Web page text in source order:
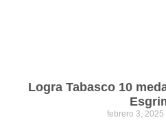
Logra Tabasco 10
febrero 3, 2025